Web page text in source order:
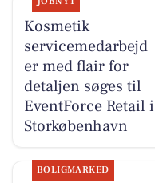
Kosmetik
servicemedarbejd
er med flair for
detaljen søges til
EventForce Retail i
Storkøbenhavn
BOLIGMARKED